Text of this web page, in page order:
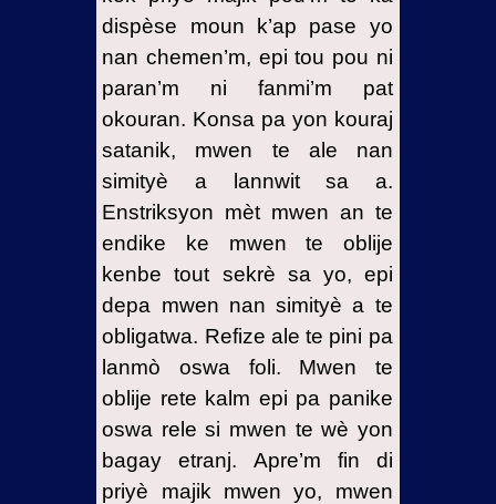
Enfitrasyon
dispèse moun k’ap pase yo
nan chemen’m, epi tou pou ni
paran’m ni fanmi’m pat
okouran. Konsa pa yon kouraj
satanik, mwen te ale nan
simityè a lannwit sa a.
Enstriksyon mèt mwen an te
endike ke mwen te oblije
kenbe tout sekrè sa yo, epi
depa mwen nan simityè a te
obligatwa. Refize ale te pini pa
lanmò oswa foli. Mwen te
oblije rete kalm epi pa panike
oswa rele si mwen te wè yon
bagay etranj. Apre’m fin di
priyè majik mwen yo, mwen